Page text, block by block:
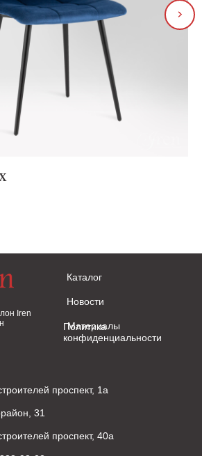
проспект, 1а
31
проспект, 40а
Каталог
Новости
Политика
конфиденциальности
Материалы
Iren